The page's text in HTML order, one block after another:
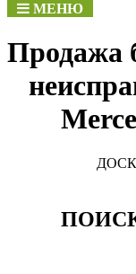
МЕНЮ
Продажа